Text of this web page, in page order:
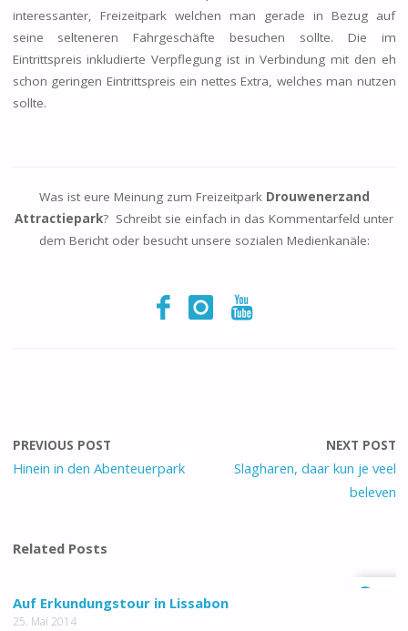
interessanter, Freizeitpark welchen man gerade in Bezug auf
seine selteneren Fahrgeschäfte besuchen sollte. Die im
Eintrittspreis inkludierte Verpflegung ist in Verbindung mit den eh
schon geringen Eintrittspreis ein nettes Extra, welches man nutzen
sollte.
Was ist eure Meinung zum Freizeitpark Drouwenerzand
Attractiepark? Schreibt sie einfach in das Kommentarfeld unter
dem Bericht oder besucht unsere sozialen Medienkanäle:
PREVIOUS POST
Hinein in den Abenteuerpark
NEXT POST
Slagharen, daar kun je veel
beleven
Related Posts
Auf Erkundungstour in Lissabon
25. Mai 2014